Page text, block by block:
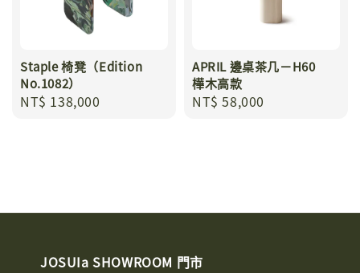
Staple 椅凳（Edition
No.1082）
Regular
NT$ 138,000
APRIL 邊桌茶几－H60
樺木高款
Regular
NT$ 58,000
JOSUIa SHOWROOM 門市